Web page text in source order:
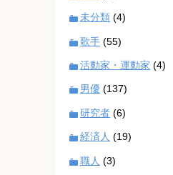
未分類 (4)
歌手 (55)
活動家・運動家 (4)
男優 (137)
研究者 (6)
経済人 (19)
職人 (3)